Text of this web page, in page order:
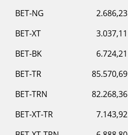
BET-NG
2.686,23
BET-XT
3.037,11
BET-BK
6.724,21
BET-TR
85.570,69
BET-TRN
82.268,36
BET-XT-TR
7.143,92